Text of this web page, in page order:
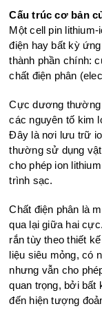
Cấu trúc cơ bản
Một cell pin
điện hay bất kỳ
thành phần chính:
chất điện phân
Cực dương
các nguyên tố kim
Đây là nơi lưu trữ
thường sử dụng
cho phép ion
trình sạc.
Chất điện phân là
qua lại giữa hai
rắn tùy theo thiết
liệu siêu mỏng, có
nhưng vẫn cho
quan trọng, bởi bất
đến hiện tượng